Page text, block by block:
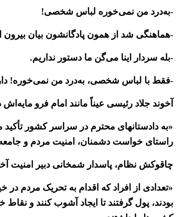
-به‌درد من نمی‌خوره لباس شخصی!
-هماهنگی شد از همون پادگانشون بیان
-بله سردار اینا می‌گن ما دستور نداریم.
-فقط با لباس شخصی، به‌درد من نمی‌خوره!
آخوند جلاد رئیسی عیناً مانند امام فرو مایه‌اش در قتل‌عام ۶۷در برابر ” ضد انقلاب“ نسخهٔ ”
«به دادستانهای محترم در سراسر کشور تأکید
راستای خواست دشمنان، امنیت مردم و جامعه
چاقوکش نظام، پاسدار شمخانی دبیر امنیت
«تعدادی از افراد که اقدام به تحریک مردم
بودند، پول گرفتند تا ایجاد آشوب کنند و